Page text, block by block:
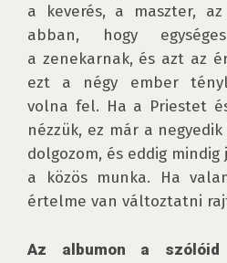
a keverés, a maszter,
abban, hogy
a zenekarnak, és azt az
ezt a négy ember
volna fel. Ha a Priestet
nézzük, ez már a
dolgozom, és eddig
a közös munka. Ha
értelme van változtatni
Az albumon a szólóid